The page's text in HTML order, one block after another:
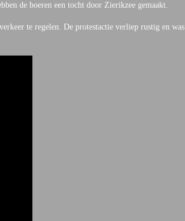
de boeren een tocht door Zierikzee gemaakt.
te regelen. De protestactie verliep rustig en was